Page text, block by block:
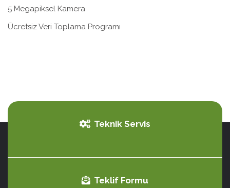
5 Megapiksel Kamera
Ücretsiz Veri Toplama Programı
Teknik Servis
Teklif Formu